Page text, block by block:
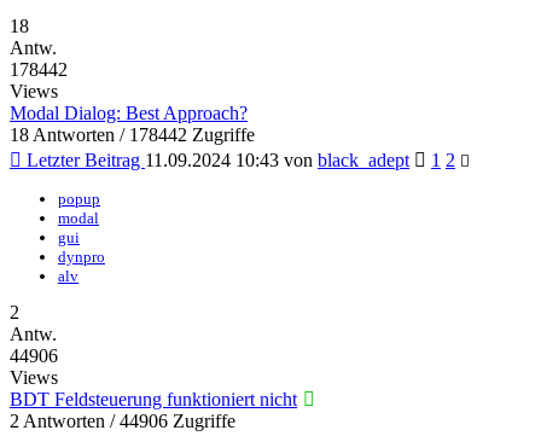
18
Antw.
178442
Views
Modal Dialog: Best Approach?
18 Antworten / 178442 Zugriffe
Letzter Beitrag 11.09.2024 10:43 von black_adept 1 2
popup
modal
gui
dynpro
alv
2
Antw.
44906
Views
BDT Feldsteuerung funktioniert nicht
2 Antworten / 44906 Zugriffe